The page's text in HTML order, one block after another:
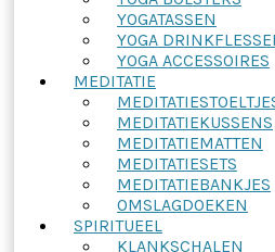
YOGATASSEN
YOGA
YOGA ACCESSOIRES
MEDITATIE
MEDITATIEKUSSENS
MEDITATIEMATTEN
MEDITATIESETS
MEDITATIEBANKJES
OMSLAGDOEKEN
SPIRITUEEL
KLANKSCHALEN